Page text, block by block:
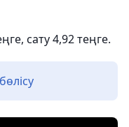
сату 4,92 теңге.